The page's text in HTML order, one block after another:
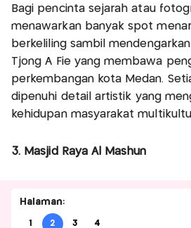
Bagi pencinta sejarah atau
menawarkan banyak spot
berkeliling sambil
Tjong A Fie yang membawa
perkembangan kota Medan.
dipenuhi detail artistik yang
kehidupan masyarakat
3. Masjid Raya Al Mashun
Halaman:
1 2 3 4